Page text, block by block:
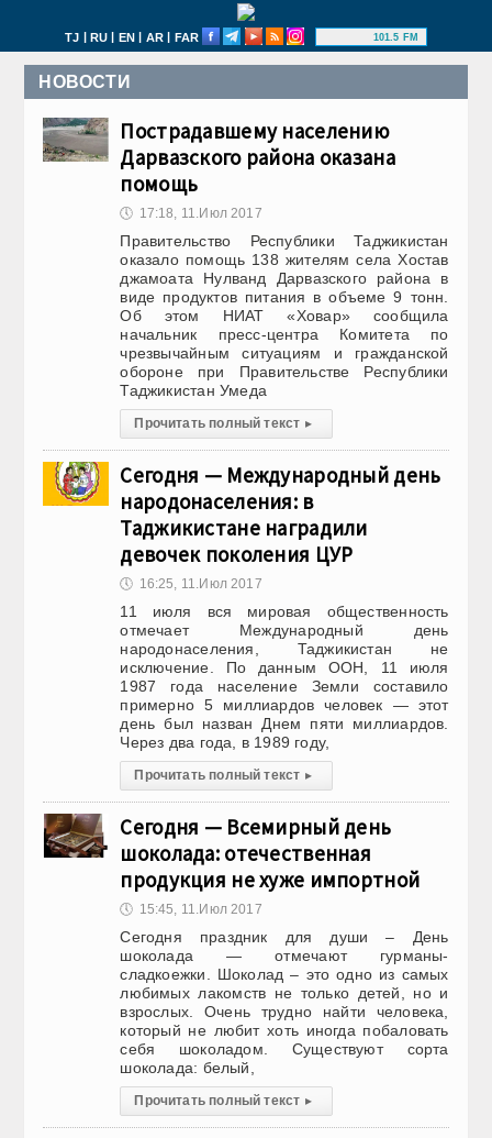
TJ | RU | EN | AR | FAR 101.5 FM
НОВОСТИ
Пострадавшему населению
Дарвазского района оказана
помощь
🕔 17:18, 11.Июл 2017
Правительство Республики Таджикистан
оказало помощь 138 жителям села Хостав
джамоата Нулванд Дарвазского района в
виде продуктов питания в объеме 9 тонн.
Об этом НИАТ «Ховар» сообщила
начальник пресс-центра Комитета по
чрезвычайным ситуациям и гражданской
обороне при Правительстве Республики
Таджикистан Умеда
Прочитать полный текст ▸
Сегодня — Международный день
народонаселения: в
Таджикистане наградили
девочек поколения ЦУР
🕔 16:25, 11.Июл 2017
11 июля вся мировая общественность
отмечает Международный день
народонаселения, Таджикистан не
исключение. По данным ООН, 11 июля
1987 года население Земли составило
примерно 5 миллиардов человек — этот
день был назван Днем пяти миллиардов.
Через два года, в 1989 году,
Прочитать полный текст ▸
Сегодня — Всемирный день
шоколада: отечественная
продукция не хуже импортной
🕔 15:45, 11.Июл 2017
Сегодня праздник для души – День
шоколада — отмечают гурманы-
сладкоежки. Шоколад – это одно из самых
любимых лакомств не только детей, но и
взрослых. Очень трудно найти человека,
который не любит хоть иногда побаловать
себя шоколадом. Существуют сорта
шоколада: белый,
Прочитать полный текст ▸